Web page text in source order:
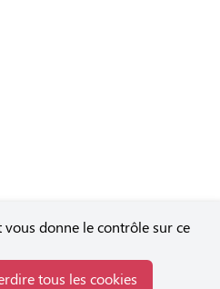
© 2026 Xloan by Open, Inc.
vous donne le contrôle sur ce
tous les cookies